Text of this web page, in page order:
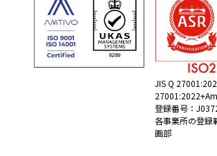
JIS Q
登録番号：
各事業所の登録
画部